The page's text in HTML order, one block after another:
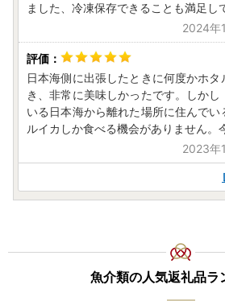
ました、冷凍保存できることも満足し
2024年
日本海側に出張したときに何度かホ
き、非常に美味しかったです。しか
いる日本海から離れた場所に住んでい
ルイカしか食べる機会がありません。
2023年
魚介類の人気返礼品ラ